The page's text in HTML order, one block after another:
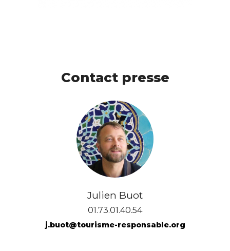
Contact presse
Julien Buot
01.73.01.40.54
j.buot@tourisme-responsable.org